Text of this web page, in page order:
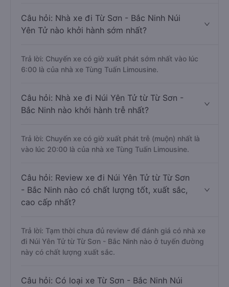
Câu hỏi: Nhà xe đi Từ Sơn - Bắc Ninh Núi
Yên Tử nào khởi hành sớm nhất?
Trả lời: Chuyến xe có giờ xuất phát sớm nhất vào lúc
6:00 là của nhà xe Tùng Tuấn Limousine.
Câu hỏi: Nhà xe đi Núi Yên Tử từ Từ Sơn -
Bắc Ninh nào khởi hành trễ nhất?
Trả lời: Chuyến xe có giờ xuất phát trễ (muộn) nhất là
vào lúc 20:00 là của nhà xe Tùng Tuấn Limousine.
Câu hỏi: Review xe đi Núi Yên Tử từ Từ Sơn
- Bắc Ninh nào có chất lượng tốt, xuất sắc,
cao cấp nhất?
Trả lời: Tạm thời chưa đủ review để đánh giá có nhà xe
đi Núi Yên Tử từ Từ Sơn - Bắc Ninh nào ở tuyến đường
này có chất lượng xuất sắc.
Câu hỏi: Có loại xe Từ Sơn - Bắc Ninh Núi